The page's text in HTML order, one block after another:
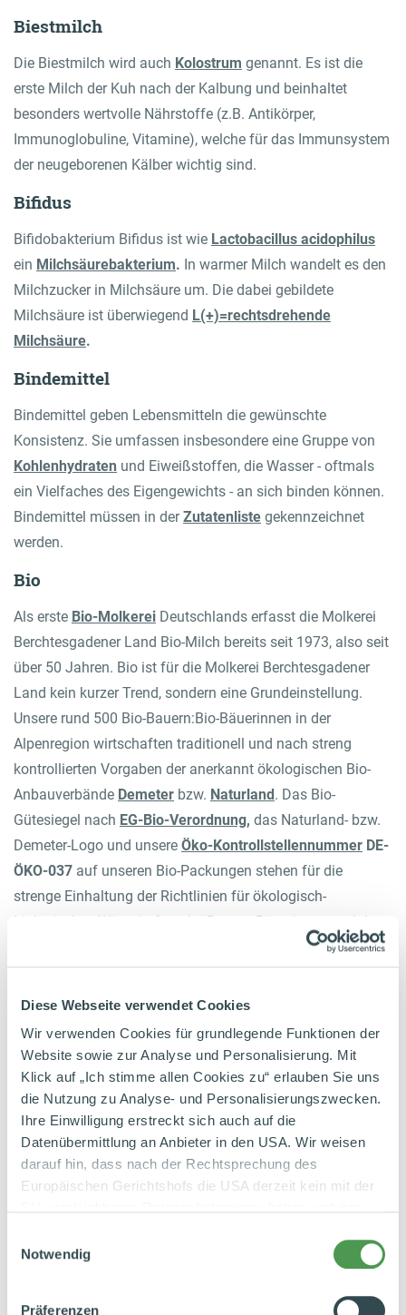
Diese Webseite verwendet Cookies
Wir verwenden Cookies für grundlegende Funktionen der
Website sowie zur Analyse und Personalisierung. Mit
Klick auf „Ich stimme allen Cookies zu“ erlauben Sie uns
die Nutzung zu Analyse- und Personalisierungszwecken.
Ihre Einwilligung erstreckt sich auch auf die
Datenübermittlung an Anbieter in den USA. Wir weisen
darauf hin, dass nach der Rechtsprechung des
Europäischen Gerichtshofs die USA derzeit kein mit der
staatliche Stellen besteht. Diese Zustimmung können Sie
jederzeit in den Cookie-Einstellungen, in denen Sie auch
weitere Details zu unseren Cookies finden, widerrufen
Notwendig
Präferenzen
Biestmilch
Die Biestmilch wird auch Kolostrum genannt. Es ist die
erste Milch der Kuh nach der Kalbung und beinhaltet
besonders wertvolle Nährstoffe (z.B. Antikörper,
Immunoglobuline, Vitamine), welche für das Immunsystem
der neugeborenen Kälber wichtig sind.
Bifidus
Bifidobakterium Bifidus ist wie Lactobacillus acidophilus
ein Milchsäurebakterium. In warmer Milch wandelt es den
Milchzucker in Milchsäure um. Die dabei gebildete
Milchsäure ist überwiegend L(+)=rechtsdrehende
Milchsäure.
Bindemittel
Bindemittel geben Lebensmitteln die gewünschte
Konsistenz. Sie umfassen insbesondere eine Gruppe von
Kohlenhydraten und Eiweißstoffen, die Wasser - oftmals
ein Vielfaches des Eigengewichts - an sich binden können.
Bindemittel müssen in derZutatenliste gekennzeichnet
werden.
Bio
Als erste Bio-Molkerei Deutschlands erfasst die Molkerei
Berchtesgadener Land Bio-Milch bereits seit 1973, also seit
über 50 Jahren. Bio ist für die Molkerei Berchtesgadener
Land kein kurzer Trend, sondern eine Grundeinstellung.
Unsere rund 500 Bio-Bauern:Bio-Bäuerinnen in der
Alpenregion wirtschaften traditionell und nach streng
kontrollierten Vorgaben der anerkannt ökologischen Bio-
Anbauverbände Demeter bzw. Naturland. Das Bio-
Gütesiegel nach EG-Bio-Verordnung, das Naturland- bzw.
Demeter-Logo und unsere Öko-Kontrollstellennummer DE-
ÖKO-037 auf unseren Bio-Packungen stehen für die
strenge Einhaltung der Richtlinien für ökologisch-
biologisches Wirtschaften der Bauern:Bäuerinnen und der
Molkerei. Gentechnologie ist bei Anbau, Fütterung und
Verarbeitung dabei schon immer ausgeschlossen,
Weidebetrieb verpflichtend.
Bioghurt® -Markenkulturen
Bioghurt
ist ein Markenname für Joghurtstarterkulturen.
Es handelt sich dabei um eine spezielle Mischung aus den
Mikroorganismen Streptococcus thermophilis,
Lactobacillus acidophilusund Bifidobacteriumlactis.
Dieser Kulturenmix erzeugt einen besonders milden
Aus ca. 19 Liter Milch
Magermilchund 2